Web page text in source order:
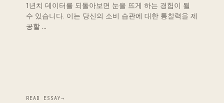
1년치 데이터를 되돌아보면 눈을 뜨게 하는 경험이 될
수 있습니다. 이는 당신의 소비 습관에 대한 통찰력을 제
공할 …
READ ESSAY→